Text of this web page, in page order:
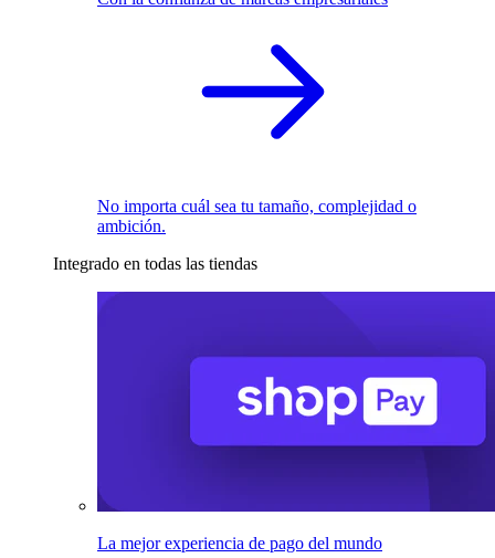
No importa cuál sea tu tamaño, complejidad o
ambición.
Integrado en todas las tiendas
La mejor experiencia de pago del mundo